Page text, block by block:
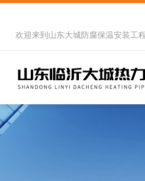
欢迎来到 山东大城防腐保温安装工